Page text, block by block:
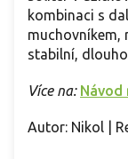
kombinaci s
muchovníkem,
stabilní,
Více na: Návod
Autor: Nikol |